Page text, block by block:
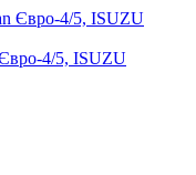
4/5, ISUZU